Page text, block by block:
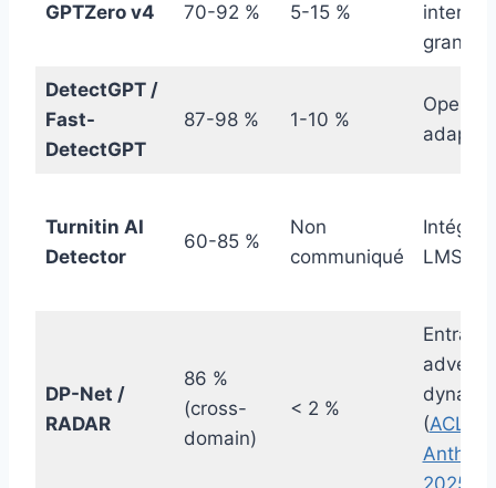
GPTZero v4 70-92 % 5-15 %
grand
DetectGPT /
Fast-
DetectGPT
87-98 % 1-10 %
Open
Turnitin AI
Detector
60-85 %
Non
communiqué
Intégré
LMS
DP-Net /
RADAR
86 %
(cross-
domain)
< 2 %
(ACL